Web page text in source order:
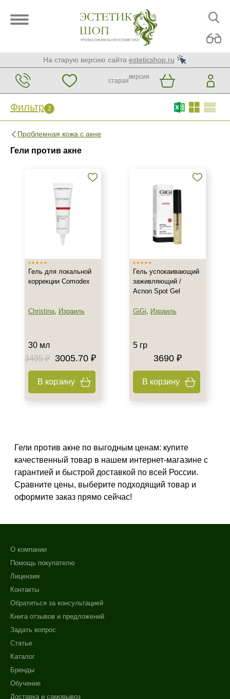
На старую версию сайта esteticshop.ru
старая
версия
Фильтр 2
Проблемная кожа с акне
Гели против акне
Фильтр 2 Сброс
Показать еще
Тип товара
Бустер
Показать еще
Класс косметики
Домашняя
Зрелая
Показать еще
Возраст
Любой возраст
После 20
Показать еще
Восстановление
Матирование
Обезжиривание
Показать еще
Акне
Гель для локальной
коррекции Comodex
Christina, Израиль
30 мл
3495 ₽
3005.70 ₽
В корзину
Гель успокаивающий
заживляющий /
Acnon Spot Gel
GiGi, Израиль
5 гр
3690 ₽
В корзину
Гели против акне по выгодным ценам: купите
качественный товар в нашем интернет-магазине с
гарантией и быстрой доставкой по всей России.
Сравните цены, выберите подходящий товар и
оформите заказ прямо сейчас!
О компании
Помощь покупателю
Лицензия
Контакты
Обратиться за консультацией
Книга отзывов и предложений
Задать вопрос
Статьи
Каталог
Бренды
Обучение
Доставка и самовывоз